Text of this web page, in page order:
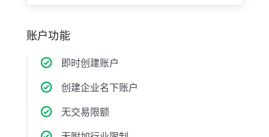
账户功能
即时创建账户
创建企业名下账户
无交易限额